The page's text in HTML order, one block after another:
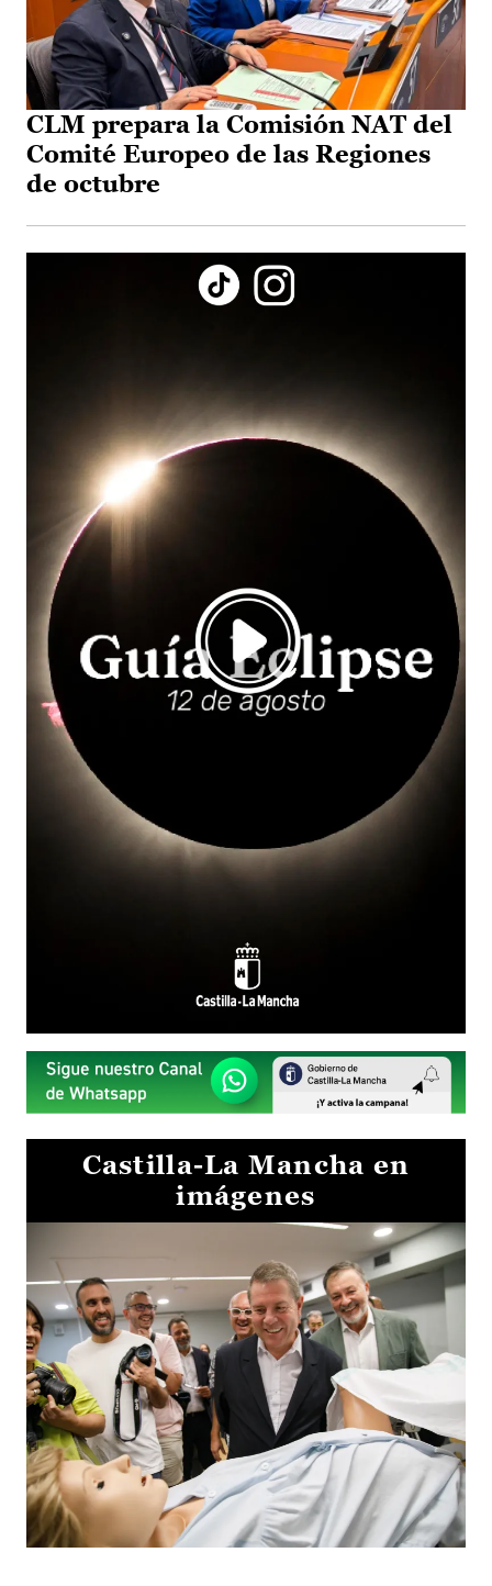
CLM prepara la Comisión NAT del
Comité Europeo de las Regiones
de octubre
Castilla-La Mancha en
imágenes